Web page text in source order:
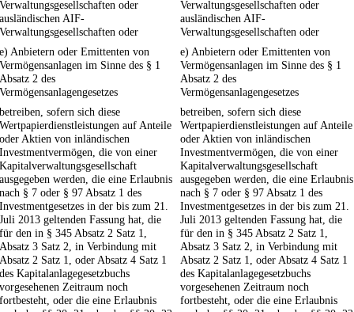
Verwaltungsgesellschaften oder
ausländischen AIF-
Verwaltungsgesellschaften oder
Verwaltungsgesellschaften oder
ausländischen AIF-
Verwaltungsgesellschaften oder
e) Anbietern oder Emittenten von
Vermögensanlagen im Sinne des § 1
Absatz 2 des
Vermögensanlagengesetzes
e) Anbietern oder Emittenten von
Vermögensanlagen im Sinne des § 1
Absatz 2 des
Vermögensanlagengesetzes
betreiben, sofern sich diese
Wertpapierdienstleistungen auf Anteile
oder Aktien von inländischen
Investmentvermögen, die von einer
Kapitalverwaltungsgesellschaft
ausgegeben werden, die eine Erlaubnis
nach § 7 oder § 97 Absatz 1 des
Investmentgesetzes in der bis zum 21.
Juli 2013 geltenden Fassung hat, die
für den in § 345 Absatz 2 Satz 1,
Absatz 3 Satz 2, in Verbindung mit
Absatz 2 Satz 1, oder Absatz 4 Satz 1
des Kapitalanlagegesetzbuchs
vorgesehenen Zeitraum noch
fortbesteht, oder die eine Erlaubnis
betreiben, sofern sich diese
Wertpapierdienstleistungen auf Anteile
oder Aktien von inländischen
Investmentvermögen, die von einer
Kapitalverwaltungsgesellschaft
ausgegeben werden, die eine Erlaubnis
nach § 7 oder § 97 Absatz 1 des
Investmentgesetzes in der bis zum 21.
Juli 2013 geltenden Fassung hat, die
für den in § 345 Absatz 2 Satz 1,
Absatz 3 Satz 2, in Verbindung mit
Absatz 2 Satz 1, oder Absatz 4 Satz 1
des Kapitalanlagegesetzbuchs
vorgesehenen Zeitraum noch
fortbesteht, oder die eine Erlaubnis